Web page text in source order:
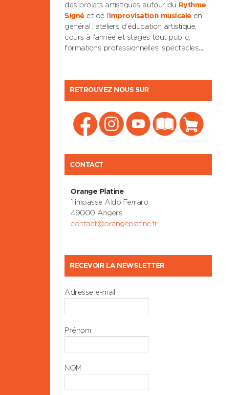
des projets artistiques autour du Rythme
Signé et de l’improvisation musicale en
général : ateliers d'éducation artistique,
cours à l'année et stages tout public,
formations professionnelles, spectacles...
RETROUVEZ NOUS SUR
CONTACT
Orange Platine
1 impasse Aldo Ferraro
49000 Angers
contact@orangeplatine.fr
RECEVOIR LA NEWSLETTER
Adresse e-mail
Prénom
NOM